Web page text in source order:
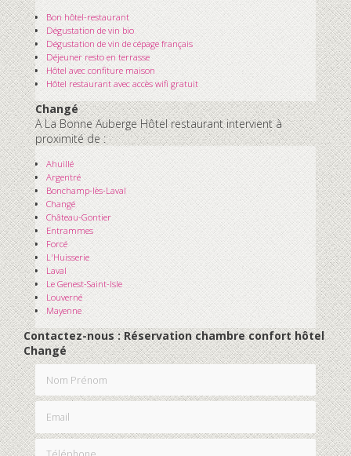
Bon hôtel-restaurant
Dégustation de vin bio
Dégustation de vin de cépage français
Déjeuner resto en terrasse
Hôtel avec confiture maison
Hôtel restaurant avec accès wifi gratuit
Changé
A La Bonne Auberge Hôtel restaurant intervient à
proximité de :
Ahuillé
Argentré
Bonchamp-lès-Laval
Changé
Château-Gontier
Entrammes
Forcé
L'Huisserie
Laval
Le Genest-Saint-Isle
Louverné
Mayenne
Contactez-nous : Réservation chambre confort hôtel
Changé
Nom Prénom
Email